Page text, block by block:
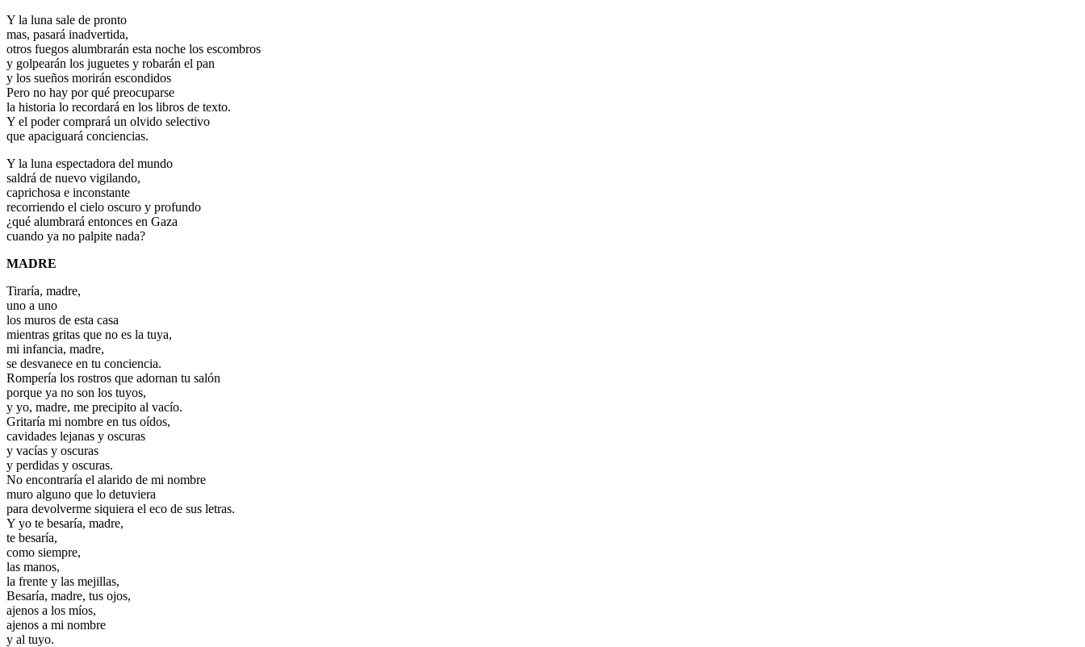
Y la luna sale de pronto
mas, pasará inadvertida,
otros fuegos alumbrarán esta noche los escombros
y golpearán los juguetes y robarán el pan
y los sueños morirán escondidos
Pero no hay por qué preocuparse
la historia lo recordará en los libros de texto.
Y el poder comprará un olvido selectivo
que apaciguará conciencias.
Y la luna espectadora del mundo
saldrá de nuevo vigilando,
caprichosa e inconstante
recorriendo el cielo oscuro y profundo
¿qué alumbrará entonces en Gaza
cuando ya no palpite nada?
MADRE
Tiraría, madre,
uno a uno
los muros de esta casa
mientras gritas que no es la tuya,
mi infancia, madre,
se desvanece en tu conciencia.
Rompería los rostros que adornan tu salón
porque ya no son los tuyos,
y yo, madre, me precipito al vacío.
Gritaría mi nombre en tus oídos,
cavidades lejanas y oscuras
y vacías y oscuras
y perdidas y oscuras.
No encontraría el alarido de mi nombre
muro alguno que lo detuviera
para devolverme siquiera el eco de sus letras.
Y yo te besaría, madre,
te besaría,
como siempre,
las manos,
la frente y las mejillas,
Besaría, madre, tus ojos,
ajenos a los míos,
ajenos a mi nombre
y al tuyo.